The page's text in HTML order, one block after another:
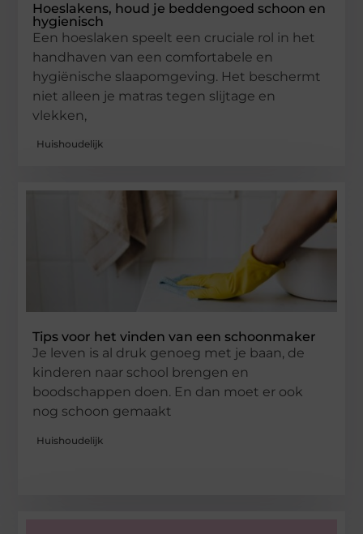
Hoeslakens, houd je beddengoed schoon en
hygienisch
Een hoeslaken speelt een cruciale rol in het
handhaven van een comfortabele en
hygiënische slaapomgeving. Het beschermt
niet alleen je matras tegen slijtage en
vlekken,
Huishoudelijk
Tips voor het vinden van een schoonmaker
Je leven is al druk genoeg met je baan, de
kinderen naar school brengen en
boodschappen doen. En dan moet er ook
nog schoon gemaakt
Huishoudelijk